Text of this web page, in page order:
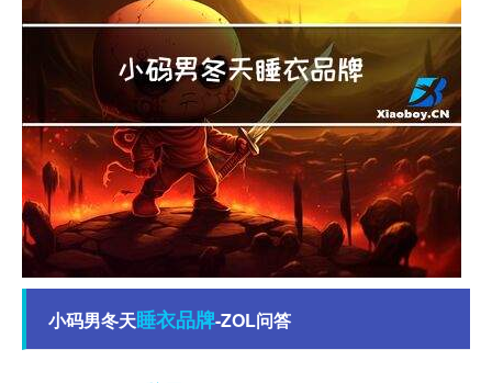
小码男冬天睡衣品牌-ZOL问答